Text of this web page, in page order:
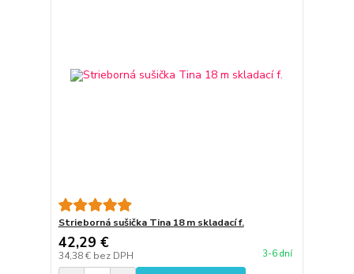
Strieborná sušička Tina 18 m skladací f.
42,29 €
34,38 € bez DPH 3-6 dní